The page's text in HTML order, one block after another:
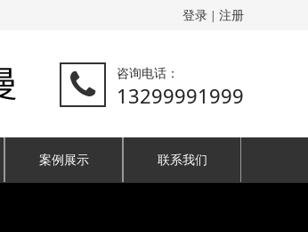
登录 | 注册
咨询电话：
13299991999
案例展示 联系我们